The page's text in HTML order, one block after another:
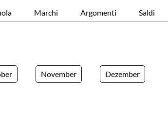
Marchi Argomenti Saldi
November Dezember